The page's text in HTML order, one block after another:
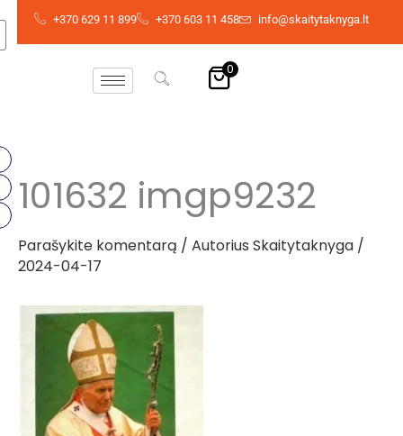
Pereiti
+370 629 11 899 +370 603 11 458 info@skaitytaknyga.lt
0
101632 imgp9232
Parašykite komentarą / Autorius Skaitytaknyga /
2024-04-17